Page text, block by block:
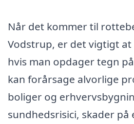
Når det kommer til
Vodstrup, er det vigtigt
hvis man opdager tegn
kan forårsage alvorlige
boliger og
sundhedsrisici, skader på